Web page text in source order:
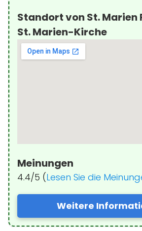
Standort von St. Marien
St. Marien-Kirche
Meinungen
4.4/5 (Lesen Sie die
Weitere